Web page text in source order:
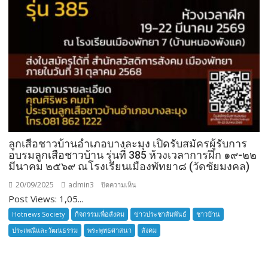
ลูกเสือชาวบ้านอำเภอบางละมุง เปิดรับสมัครผู้รับการ
อบรมลูกเสือชาวบ้าน รุ่นที่ 385 ห้วงเวลาการฝึก ๑๙-๒๒
มีนาคม ๒๕๖๙ ณโรงเรียนเมืองพัทยา๘ (วัดชัยมงคล)
20/09/2025 admin3 ปิดความเห็น
เสือ
ชาว
บ้าน
Post Views: 1,05...
Hotnews Society กิจกรรมเพื่อสังคม ข่าวประชาสัมพันธ์
ชาวบ้าน
ประเพณีและวัฒนธรรม
พระพุทธศาสนา สังคม